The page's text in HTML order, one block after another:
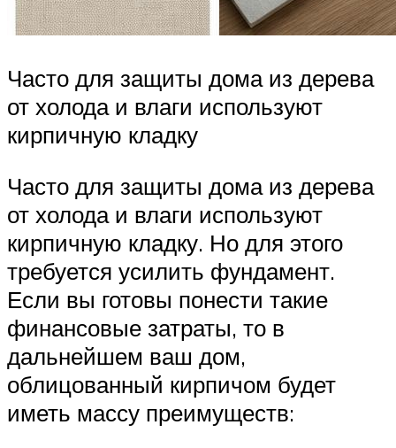
Часто для защиты дома из дерева
от холода и влаги используют
кирпичную кладку
Часто для защиты дома из дерева
от холода и влаги используют
кирпичную кладку. Но для этого
требуется усилить фундамент.
Если вы готовы понести такие
финансовые затраты, то в
дальнейшем ваш дом,
облицованный кирпичом будет
иметь массу преимуществ: